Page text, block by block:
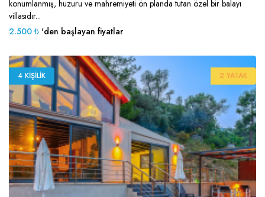
konumlanmış, huzuru ve mahremiyeti ön planda tutan özel bir balayı
villasıdır...
2.500 ₺ 'den başlayan fiyatlar
4 KIŞILIK 2 YATAK